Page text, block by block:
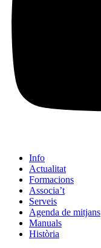
Info
Actualitat
Formacions
Associa’t
Serveis
Agenda de mitjans
Manuals
Història